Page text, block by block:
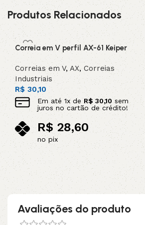
Produtos Relacionados
Correia em V perfil AX-61 Keiper
Correias em V,AX,Correias
Industriais
R$30,10
Em até 1x deR$30,10sem
juros no cartão de crédito!
R$ 28,60
no pix
Adicionar ao carrinho
Avaliações do produto